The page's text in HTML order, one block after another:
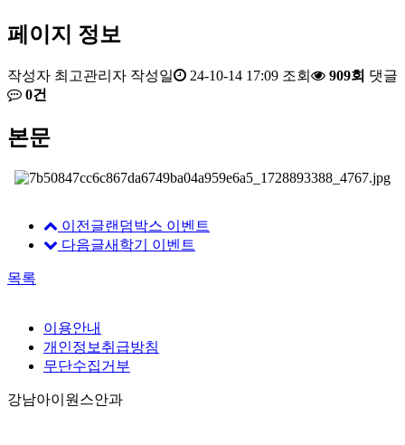
페이지 정보
작성자 최고관리자 작성일 24-10-14 17:09 조회 909회 댓글
0건
본문
이전글랜덤박스 이벤트
다음글새학기 이벤트
목록
이용안내
개인정보취급방침
무단수집거부
강남아이원스안과